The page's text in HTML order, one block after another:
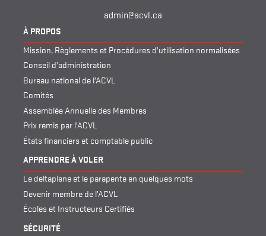
admin@acvl.ca
À PROPOS
Mission, Règlements et Procédures d’utilisation normalisées
Conseil d’administration
Bureau national de l’ACVL
Comités
Assemblée Annuelle des Membres
Prix remis par l’ACVL
États financiers et comptable public
APPRENDRE À VOLER
Le deltaplane et le parapente en quelques mots
Devenir membre de l’ACVL
Écoles et Instructeurs Certifiés
SÉCURITÉ